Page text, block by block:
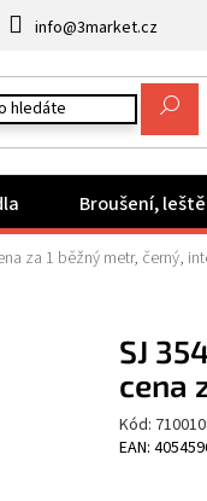
info@3market.cz
Broušení,
za 1 běžný metr, černý,
SJ
cena
Kód:
EAN: